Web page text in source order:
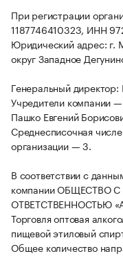
При регистрации
1187746410323, ИНН
Юридический адрес: г.
округ Западное
Генеральный
Учредители компании
Пашко Евгений
Среднесписочная
организации — 3.
В соответствии с
компании ОБЩЕСТВО
ОТВЕТСТВЕННОСТЬЮ
Торговля оптовая
пищевой этиловый
Общее количество